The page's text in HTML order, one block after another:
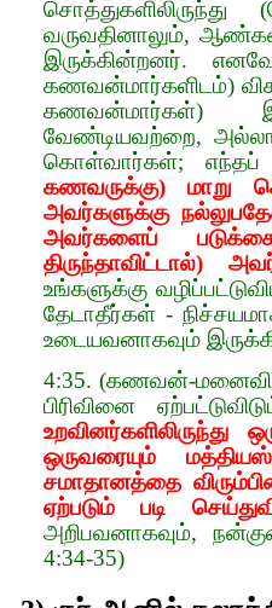
வருவதினாலும்,
இருக்கின்றனர்.
கணவன்மார்களிடம்)
கணவன்மார்கள்)
வேண்டியவற்றை,
கொள்வார்கள்;
கணவருக்கு) மாறு
அவர்களுக்கு
அவர்களைப்
திருந்தாவிட்டால்)
உங்களுக்கு
தேடாதீர்கள் -
உடையவனாகவும்
4:35. (கணவன்-மனைவி
பிரிவினை
உறவினர்களிலிருந்து
ஒருவரையும்
சமாதானத்தை
ஏற்படும் படி
அறிபவனாகவும்,
4:34-35)